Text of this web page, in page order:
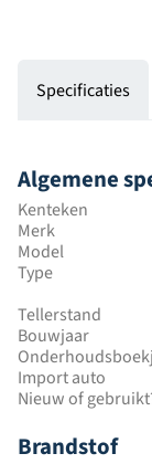
Specificaties
Algemene
Kenteken
Merk
Model
Type
Tellerstand
Bouwjaar
Import auto
Nieuw of
Brandstof